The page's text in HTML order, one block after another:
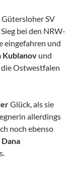
Gütersloher SV
bei den NRW-
eingefahren und
Kublanov und
Ostwestfalen
Glück, als sie
allerdings
noch ebenso
Dana